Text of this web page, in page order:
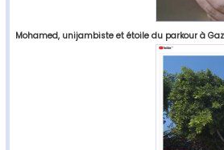
Mohamed, unijambiste et étoile du parkour à